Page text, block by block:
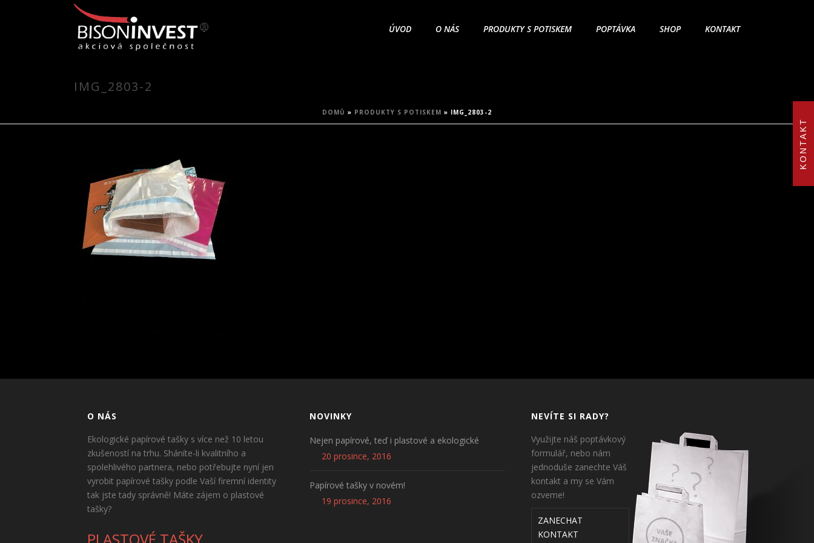
KONTAKT
ÚVOD O NÁS PRODUKTY S POTISKEM POPTÁVKA SHOP KONTAKT
IMG_2803-2
DOMŮ » PRODUKTY S POTISKEM » IMG_2803-2
O NÁS
Ekologické papírové tašky s více než 10 letou
zkušeností na trhu. Sháníte-li kvalitního a
spolehlivého partnera, nebo potřebujte nyní jen
vyrobit papírové tašky podle Vaší firemní identity
tak jste tady správně! Máte zájem o plastové
tašky?
NOVINKY
Nejen papírové, teď i plastové a ekologické
20 prosince, 2016
Papírové tašky v novém!
19 prosince, 2016
NEVÍTE SI RADY?
Využijte náš poptávkový
formulář, nebo nám
jednoduše zanechte Váš
kontakt a my se Vám
ozveme!
ZANECHAT
KONTAKT